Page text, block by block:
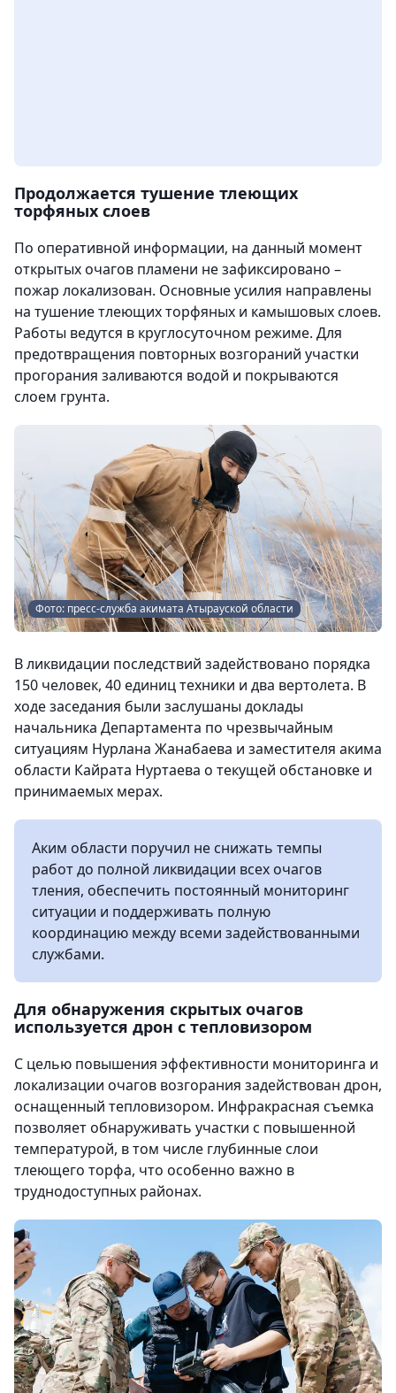
Продолжается тушение тлеющих
торфяных слоев
По оперативной информации, на данный момент
открытых очагов пламени не зафиксировано –
пожар локализован. Основные усилия направлены
на тушение тлеющих торфяных и камышовых слоев.
Работы ведутся в круглосуточном режиме. Для
предотвращения повторных возгораний участки
прогорания заливаются водой и покрываются
слоем грунта.
Фото: пресс-служба акимата Атырауской области
В ликвидации последствий задействовано порядка
150 человек, 40 единиц техники и два вертолета. В
ходе заседания были заслушаны доклады
начальника Департамента по чрезвычайным
ситуациям Нурлана Жанабаева и заместителя акима
области Кайрата Нуртаева о текущей обстановке и
принимаемых мерах.
Аким области поручил не снижать темпы
работ до полной ликвидации всех очагов
тления, обеспечить постоянный мониторинг
ситуации и поддерживать полную
координацию между всеми задействованными
службами.
Для обнаружения скрытых очагов
используется дрон с тепловизором
С целью повышения эффективности мониторинга и
локализации очагов возгорания задействован дрон,
оснащенный тепловизором. Инфракрасная съемка
позволяет обнаруживать участки с повышенной
температурой, в том числе глубинные слои
тлеющего торфа, что особенно важно в
труднодоступных районах.